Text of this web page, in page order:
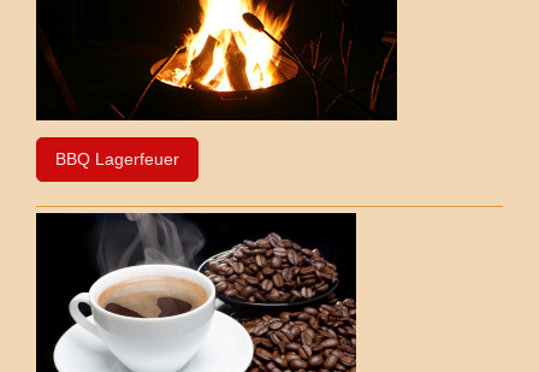
BBQ Lagerfeuer